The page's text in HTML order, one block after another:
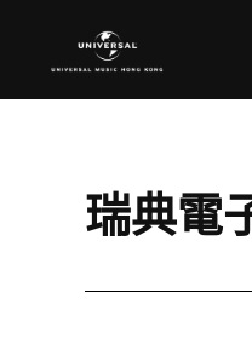
瑞典電